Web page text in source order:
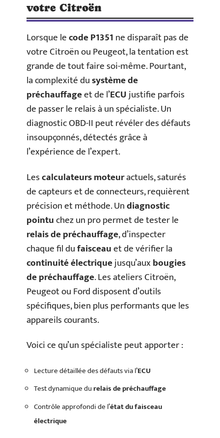
votre Citroën
Lorsque lecode P1351ne disparaît pas de
votre Citroën ou Peugeot, la tentation est
grande de tout faire soi-même. Pourtant,
la complexité dusystème de
préchauffageet de l’ECUjustifie parfois
de passer le relais à un spécialiste. Un
diagnostic OBD-II peut révéler des défauts
insoupçonnés, détectés grâce à
l’expérience de l’expert.
Lescalculateurs moteuractuels, saturés
de capteurs et de connecteurs, requièrent
précision et méthode. Undiagnostic
pointuchez un pro permet de tester le
relais de préchauffage, d’inspecter
chaque fil dufaisceauet de vérifier la
continuité électriquejusqu’auxbougies
de préchauffage. Les ateliers Citroën,
Peugeot ou Ford disposent d’outils
spécifiques, bien plus performants que les
appareils courants.
Voici ce qu’un spécialiste peut apporter :
Lecture détaillée des défauts via l’ECU
Test dynamique du relais de préchauffage
Contrôle approfondi de l’état du faisceau
électrique